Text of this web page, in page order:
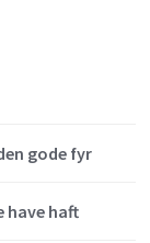
gode fyr
have haft